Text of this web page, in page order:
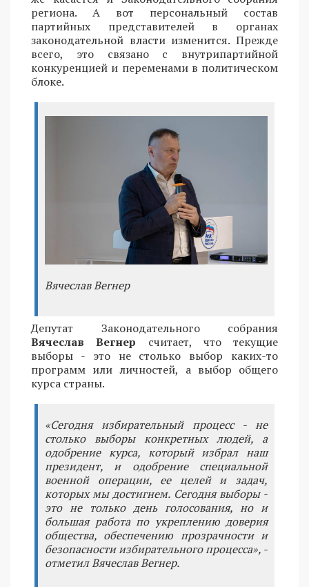
региона. А вот персональный состав
партийных представителей в органах
законодательной власти изменится. Прежде
всего, это связано с внутрипартийной
конкуренцией и переменами в политическом
блоке.
Вячеслав Вегнер
Депутат Законодательного собрания
Вячеслав Вегнер считает, что текущие
выборы - это не столько выбор каких-то
программ или личностей, а выбор общего
курса страны.
«Сегодня избирательный процесс - не
столько выборы конкретных людей, а
одобрение курса, который избрал наш
президент, и одобрение специальной
военной операции, ее целей и задач,
которых мы достигнем. Сегодня выборы -
это не только день голосования, но и
большая работа по укреплению доверия
общества, обеспечению прозрачности и
безопасности избирательного процесса», -
отметил Вячеслав Вегнер.